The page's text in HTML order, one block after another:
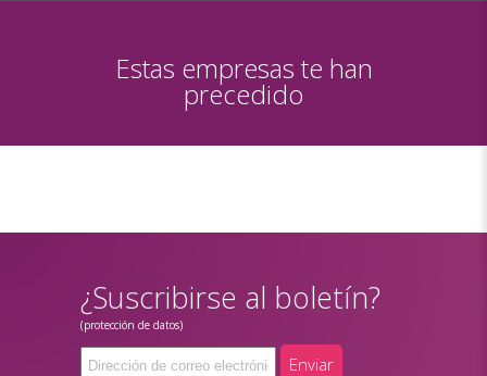
Estas empresas te han
precedido
¿Suscribirse al boletín?
(protección de datos)
Enviar